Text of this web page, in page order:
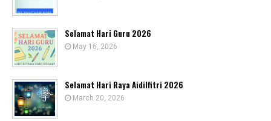
Selamat Hari Guru 2026
May 16, 2026
Selamat Hari Raya Aidilfitri 2026
March 20, 2026